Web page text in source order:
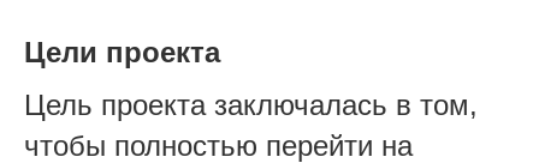
Цели проекта
Цель проекта заключалась в том,
чтобы полностью перейти на